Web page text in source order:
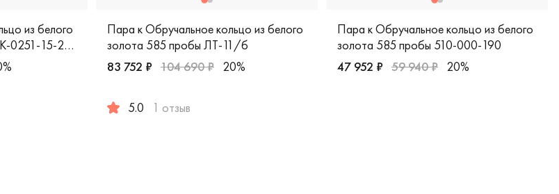
из белого
0251-15-20-
золото 585 пробы, дизайнерская, vgok-0251-15-20-00м
Пара к Обручальное кольцо из белого
золота 585 пробы ЛТ-11/б
83 752 ₽ 104 690 ₽ 20%
5.0 1 отзыв
Пара к Обручальное кольцо из белого
золота 585 пробы 510-000-190
47 952 ₽ 59 940 ₽ 20%